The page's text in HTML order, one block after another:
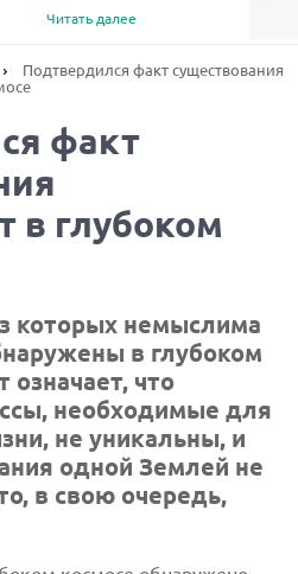
Читать далее
Подтвердился факт существования
факт
в глубоком
которых немыслима
в глубоком
означает, что
необходимые для
не уникальны, и
одной Землей не
в свою очередь,